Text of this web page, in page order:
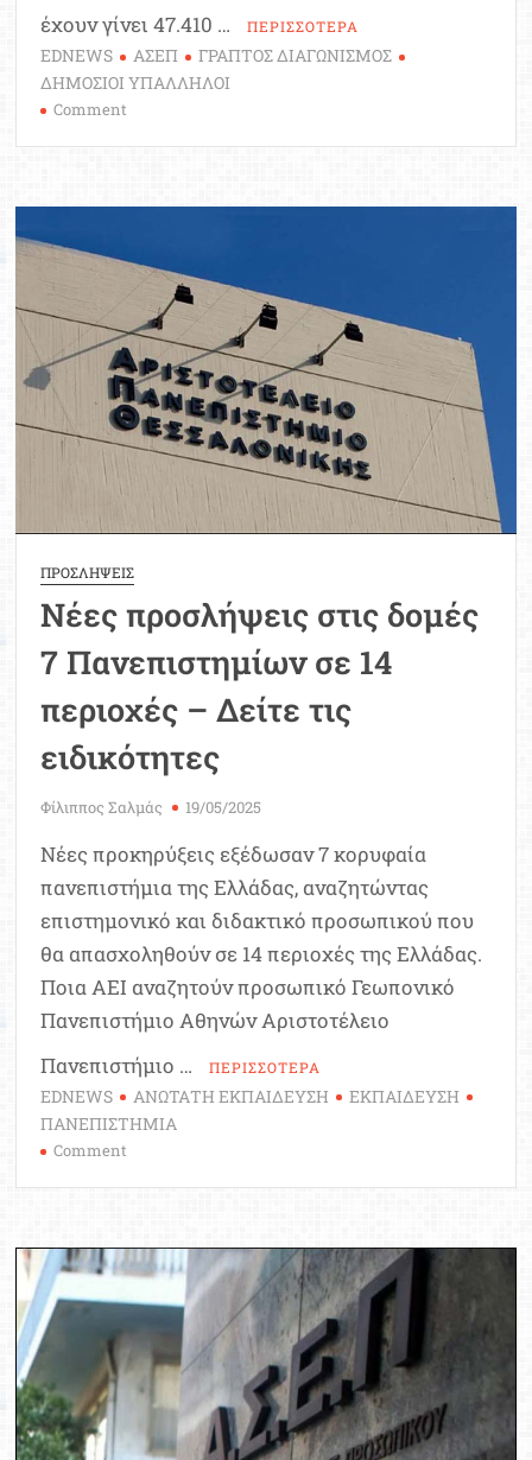
έχουν γίνει 47.410 …
ΠΕΡΙΣΣΟΤΕΡΑ
EDNEWS ΑΣΕΠ
ΓΡΑΠΤΟΣ ΔΙΑΓΩΝΙΣΜΟΣ
ΔΗΜΟΣΙΟΙ ΥΠΑΛΛΗΛΟΙ
Comment
οι
καινοτομίες
2ου
πανελλήνιου
γραπτού
διαγωνισμού
στο
Δημόσιο
ΠΡΟΣΛΗΨΕΙΣ
Νέες προσλήψεις στις δομές
7 Πανεπιστημίων σε 14
περιοχές – Δείτε τις
ειδικότητες
Φίλιππος Σαλμάς 19/05/2025
Νέες προκηρύξεις εξέδωσαν 7 κορυφαία
πανεπιστήμια της Ελλάδας, αναζητώντας
επιστημονικό και διδακτικό προσωπικού που
θα απασχοληθούν σε 14 περιοχές της Ελλάδας.
Ποια ΑΕΙ αναζητούν προσωπικό Γεωπονικό
Πανεπιστήμιο Αθηνών Αριστοτέλειο
Πανεπιστήμιο …
ΠΕΡΙΣΣΟΤΕΡΑ
EDNEWS ΑΝΩΤΑΤΗ ΕΚΠΑΙΔΕΥΣΗ
ΕΚΠΑΙΔΕΥΣΗ
ΠΑΝΕΠΙΣΤΗΜΙΑ
Comment
δομές
7
Πανεπιστημίων
σε
14
περιοχές
Δείτε